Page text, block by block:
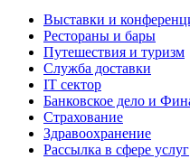
Выставки и
Рестораны и бары
Путешествия и туризм
Служба доставки
IT сектор
Банковское дело и
Страхование
Здравоохранение
Рассылка в сфере услуг